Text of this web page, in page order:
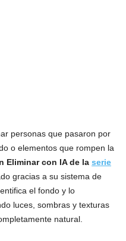
personas que pasaron por
o elementos que rompen la
Eliminar con IA de la serie
gracias a su sistema de
el fondo y lo
luces, sombras y texturas
natural.